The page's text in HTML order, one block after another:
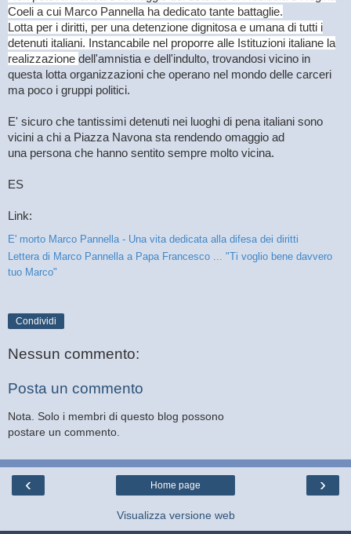
Coeli a cui Marco Pannella ha dedicato tante battaglie.
Lotta per i diritti, per una detenzione dignitosa e umana di tutti i
detenuti italiani. Instancabile nel proporre alle Istituzioni italiane la
realizzazione dell'amnistia e dell'indulto, trovandosi vicino in
questa lotta organizzazioni che operano nel mondo delle carceri
ma poco i gruppi politici.
E' sicuro che tantissimi detenuti nei luoghi di pena italiani sono
vicini a chi a Piazza Navona sta rendendo omaggio ad
una persona che hanno sentito sempre molto vicina.
ES
Link:
E' morto Marco Pannella - Una vita dedicata alla difesa dei diritti
Lettera di Marco Pannella a Papa Francesco ... "Ti voglio bene davvero
tuo Marco"
Condividi
Nessun commento:
Posta un commento
Nota. Solo i membri di questo blog possono
postare un commento.
‹ ›
Home page
Visualizza versione web